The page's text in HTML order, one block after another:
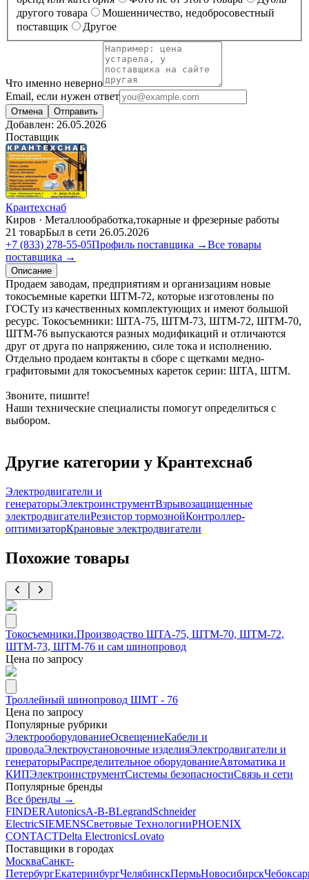
другого товара
Мошенничество, недобросовестный
поставщик
Другое
Что именно неверно
Email, если нужен ответ
Отмена Отправить
Добавлен: 26.05.2026
Поставщик
Крантехснаб
Киров · Металлообработка,токарные и фрезерные работы
21 товарБыл в сети 26.05.2026
+7 (833) 278-55-05Профиль поставщика →Все товары
поставщика →
Описание
Продаем заводам, предприятиям и организациям новые
токосъемные каретки ШТМ-72, которые изготовлены по
ГОСТу из качественных комплектующих и имеют большой
ресурс. Токосъемники: ШТА-75, ШТМ-73, ШТМ-72, ШТМ-70,
ШТМ-76 выпускаются разных модификаций и отличаются
друг от друга по напряжению, силе тока и исполнению.
Отдельно продаем контакты в сборе с щетками медно-
графитовыми для токосъемных кареток серии: ШТА, ШТМ.
Звоните, пишите!
Наши технические специалисты помогут определиться с
выбором.
Другие категории у Крантехснаб
Электродвигатели и
генераторыЭлектроинструментВзрывозащищенные
электродвигателиРезистор тормознойКонтроллер-
оптимизаторКрановые электродвигатели
Похожие товары
Токосъемники.Производство ШТА-75, ШТМ-70, ШТМ-72,
ШТМ-73, ШТМ-76 и сам шинопровод
Цена по запросу
Троллейный шинопровод ШМТ - 76
Цена по запросу
Популярные рубрики
ЭлектрооборудованиеОсвещениеКабели и
проводаЭлектроустановочные изделияЭлектродвигатели и
генераторыРаспределительное оборудованиеАвтоматика и
КИПЭлектроинструментСистемы безопасностиСвязь и сети
Популярные бренды
Все бренды →
FINDERAutonicsA-B-BLegrandSchneider
ElectricSIEMENSСветовые ТехнологииPHOENIX
CONTACTDelta ElectronicsLovato
Поставщики в городах
МоскваСанкт-
ПетербургЕкатеринбургЧелябинскПермьНовосибирск